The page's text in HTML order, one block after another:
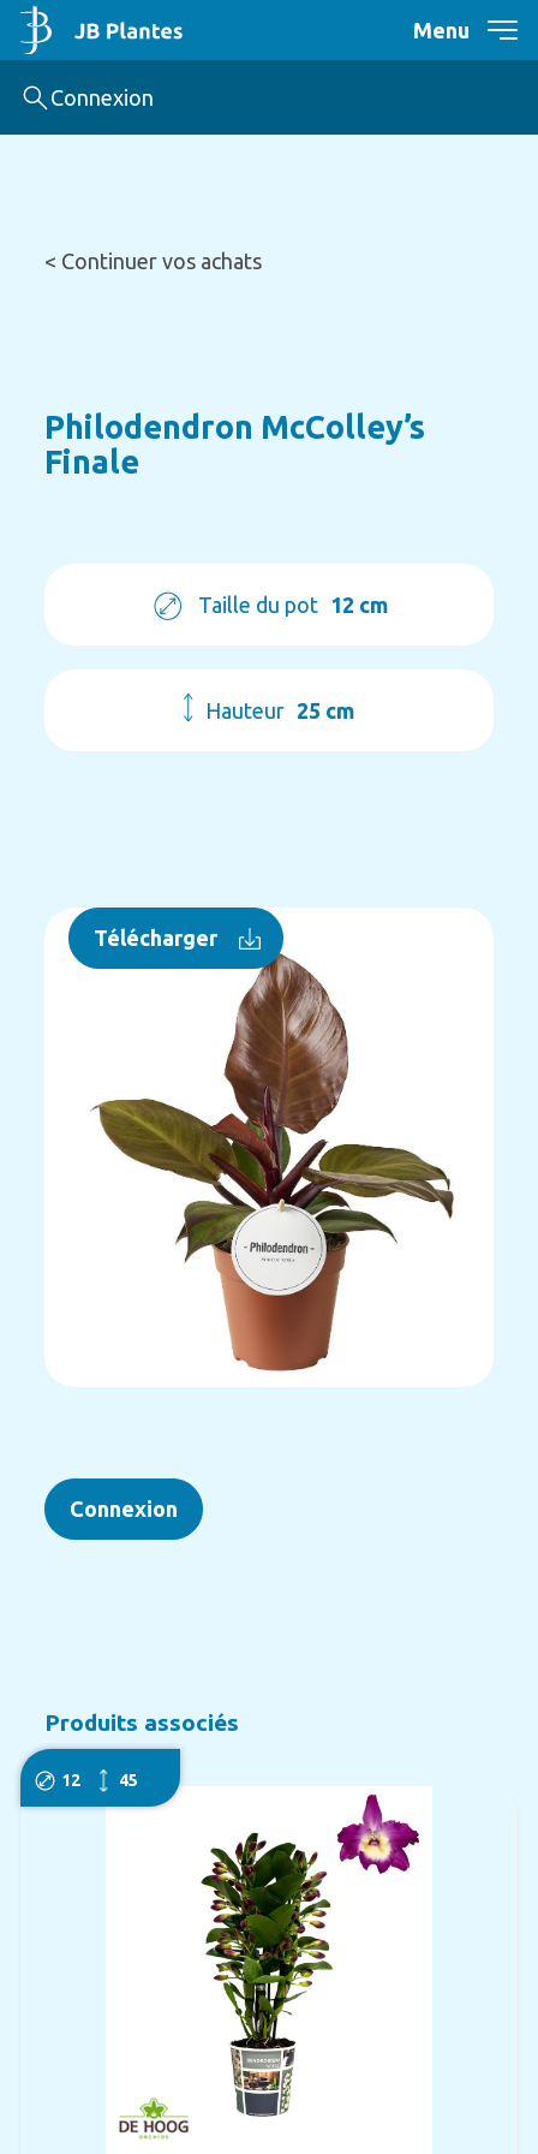
Menu
Connexion
< Continuer vos achats
Philodendron McColley’s
Finale
Taille du pot 12 cm
Hauteur 25 cm
Télécharger
Connexion
Produits associés
12 45